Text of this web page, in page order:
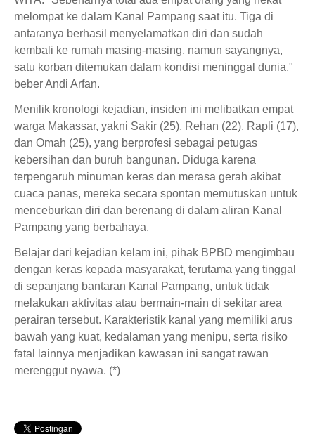
melompat ke dalam Kanal Pampang saat itu. Tiga di
antaranya berhasil menyelamatkan diri dan sudah
kembali ke rumah masing-masing, namun sayangnya,
satu korban ditemukan dalam kondisi meninggal dunia,"
beber Andi Arfan.
Menilik kronologi kejadian, insiden ini melibatkan empat
warga Makassar, yakni Sakir (25), Rehan (22), Rapli (17),
dan Omah (25), yang berprofesi sebagai petugas
kebersihan dan buruh bangunan. Diduga karena
terpengaruh minuman keras dan merasa gerah akibat
cuaca panas, mereka secara spontan memutuskan untuk
menceburkan diri dan berenang di dalam aliran Kanal
Pampang yang berbahaya.
Belajar dari kejadian kelam ini, pihak BPBD mengimbau
dengan keras kepada masyarakat, terutama yang tinggal
di sepanjang bantaran Kanal Pampang, untuk tidak
melakukan aktivitas atau bermain-main di sekitar area
perairan tersebut. Karakteristik kanal yang memiliki arus
bawah yang kuat, kedalaman yang menipu, serta risiko
fatal lainnya menjadikan kawasan ini sangat rawan
merenggut nyawa. (*)